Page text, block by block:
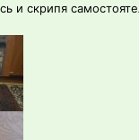
и скрипя